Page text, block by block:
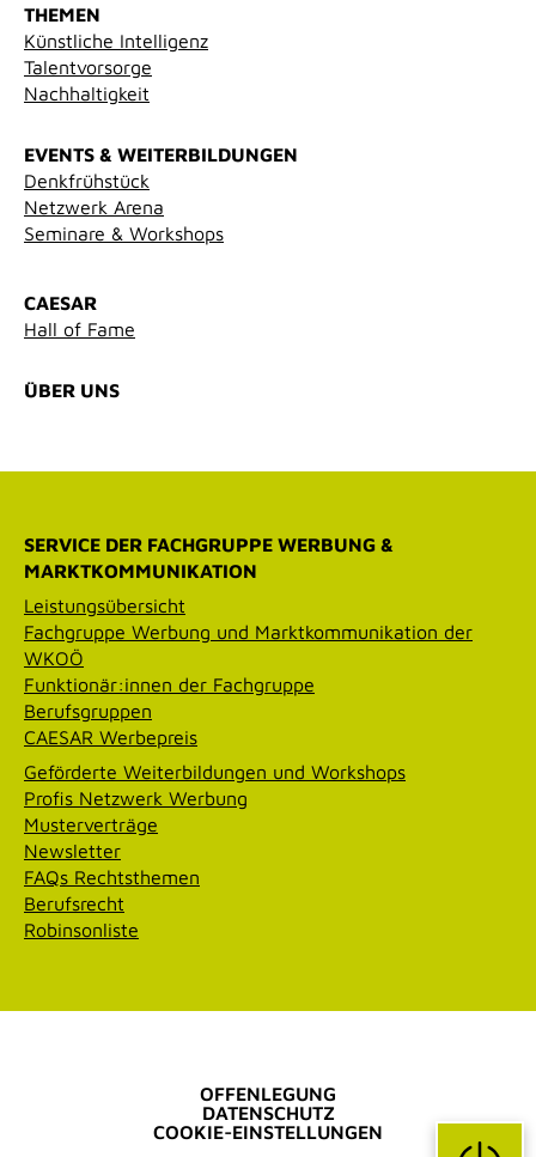
THEMEN
Künstliche Intelligenz
Talentvorsorge
Nachhaltigkeit
EVENTS & WEITERBILDUNGEN
Denkfrühstück
Netzwerk Arena
Seminare & Workshops
CAESAR
Hall of Fame
ÜBER UNS
SERVICE DER FACHGRUPPE WERBUNG &
MARKTKOMMUNIKATION
Leistungsübersicht
Fachgruppe Werbung und Marktkommunikation der
WKOÖ
Funktionär:innen der Fachgruppe
Berufsgruppen
CAESAR Werbepreis
Geförderte Weiterbildungen und Workshops
Profis Netzwerk Werbung
Musterverträge
Newsletter
FAQs Rechtsthemen
Berufsrecht
Robinsonliste
OFFENLEGUNG
DATENSCHUTZ
COOKIE-EINSTELLUNGEN